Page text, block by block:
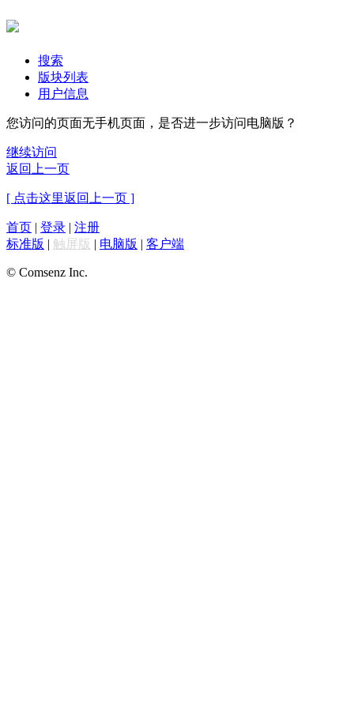
搜索
版块列表
用户信息
您访问的页面无手机页面，是否进一步访问电脑版？
继续访问
返回上一页
[ 点击这里返回上一页 ]
首页 | 登录 | 注册
标准版 | 触屏版 | 电脑版 | 客户端
© Comsenz Inc.